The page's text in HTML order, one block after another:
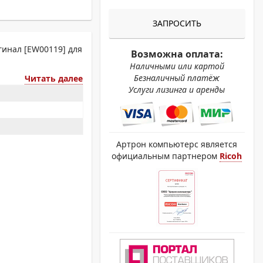
[EW00119] для
Читать далее
ЗАПРОСИТЬ
Возможна оплата:
Наличными или картой
Безналичный платёж
Услуги лизинга и аренды
Артрон компьютерс является
официальным партнером Ricoh